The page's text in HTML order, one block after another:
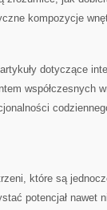
kompozycje
dotyczące
współczesnych
które są
potencjał nawet